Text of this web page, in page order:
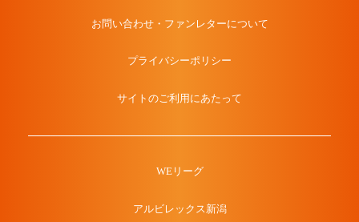
お問い合わせ・ファンレターについて
プライバシーポリシー
サイトのご利用にあたって
WEリーグ
アルビレックス新潟